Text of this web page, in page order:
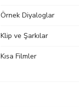
Örnek Diyaloglar
Klip ve Şarkılar
Kısa Filmler